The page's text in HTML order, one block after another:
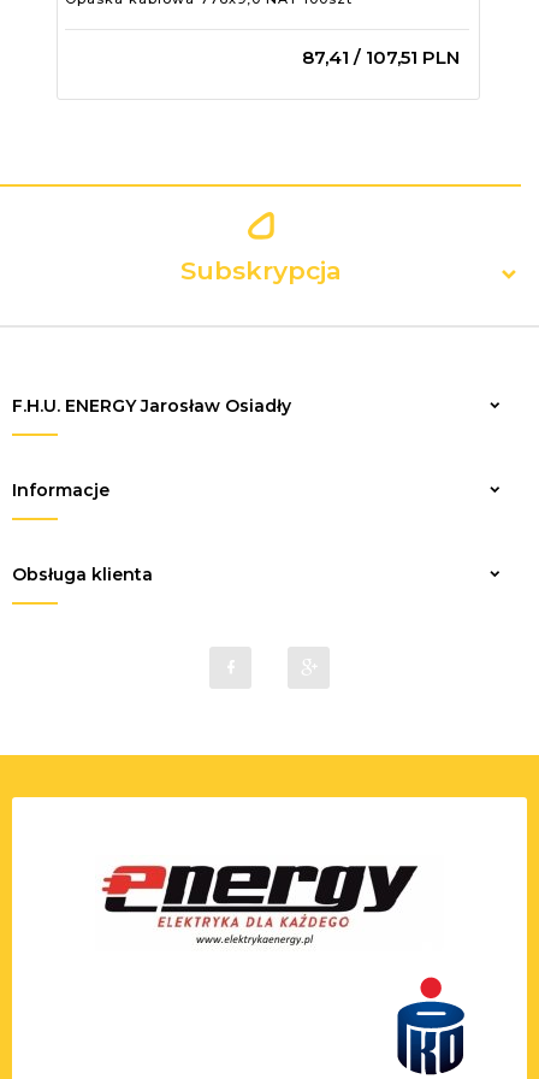
87,41 / 107,51 PLN
Subskrypcja
Zapisz
F.H.U. ENERGY Jarosław Osiadły
sklep@elektrykaenergy.pl
Informacje
Obsługa klienta